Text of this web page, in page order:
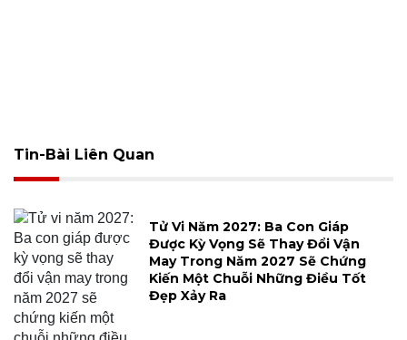
Tin-Bài Liên Quan
Tử Vi Năm 2027: Ba Con Giáp
Được Kỳ Vọng Sẽ Thay Đổi Vận
May Trong Năm 2027 Sẽ Chứng
Kiến Một Chuỗi Những Điều Tốt
Đẹp Xảy Ra